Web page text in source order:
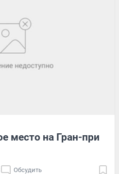
место на Гран-при
Обсудить